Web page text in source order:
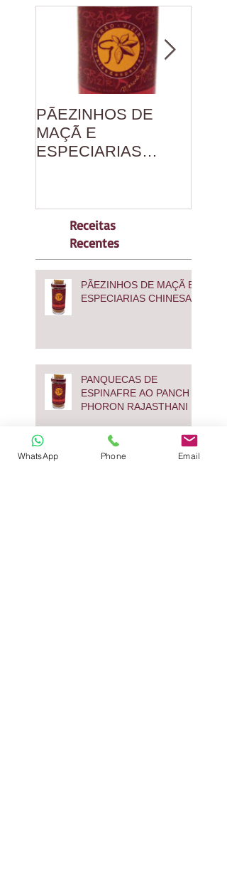
PÃEZINHOS DE
MAÇÃ E
ESPECIARIAS
Receitas
Recentes
PÃEZINHOS DE MAÇÃ E
ESPECIARIAS CHINESAS
PANQUECAS DE
ESPINAFRE AO PANCH
PHORON RAJASTHANI
WhatsApp Phone Email